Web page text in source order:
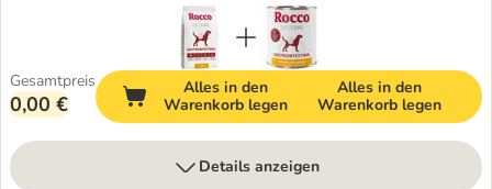
Gesamtpreis
0,00 €
Alles in den
Warenkorb legen
Alles in den
Warenkorb legen
Details anzeigen